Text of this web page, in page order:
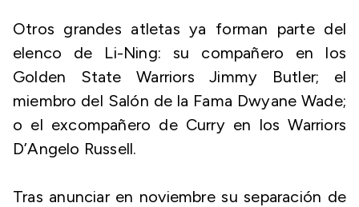
Otros grandes atletas ya forman parte del
elenco de Li-Ning: su compañero en los
Golden State Warriors Jimmy Butler; el
miembro del Salón de la Fama Dwyane Wade;
o el excompañero de Curry en los Warriors
D’Angelo Russell.
Tras anunciar en noviembre su separación de